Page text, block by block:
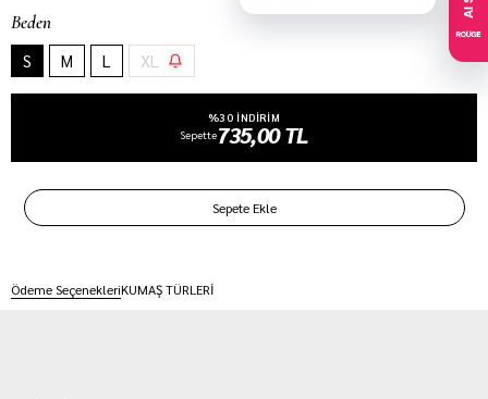
Beden
S M L XL
%30 INDIRIM
Sepette735,00 TL
Ödeme SeçenekleriKUMAŞ TÜRLERİ